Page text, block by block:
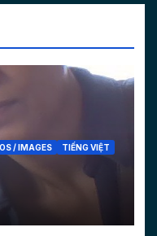
/ IMAGES TIẾNG VIỆT